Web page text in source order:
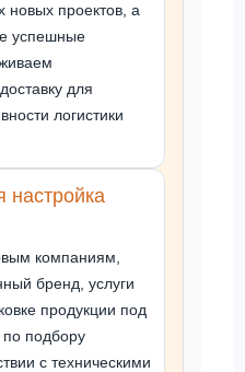
новых проектов, а
успешные
для
логистики
настройка
компаниям,
бренд, услуги
продукции под
по подбору
с техническими